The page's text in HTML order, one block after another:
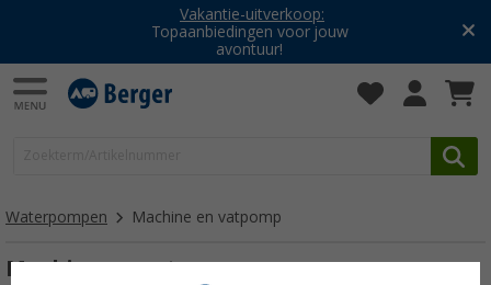
Vakantie-uitverkoop:
Topaanbiedingen voor jouw
avontuur!
Waterpompen Machine en vatpomp
Machine en vatpomp